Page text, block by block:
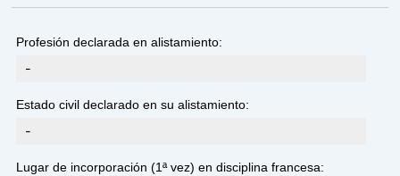
Profesión declarada en alistamiento:
-
Estado civil declarado en su alistamiento:
-
Lugar de incorporación (1ª vez) en disciplina francesa: